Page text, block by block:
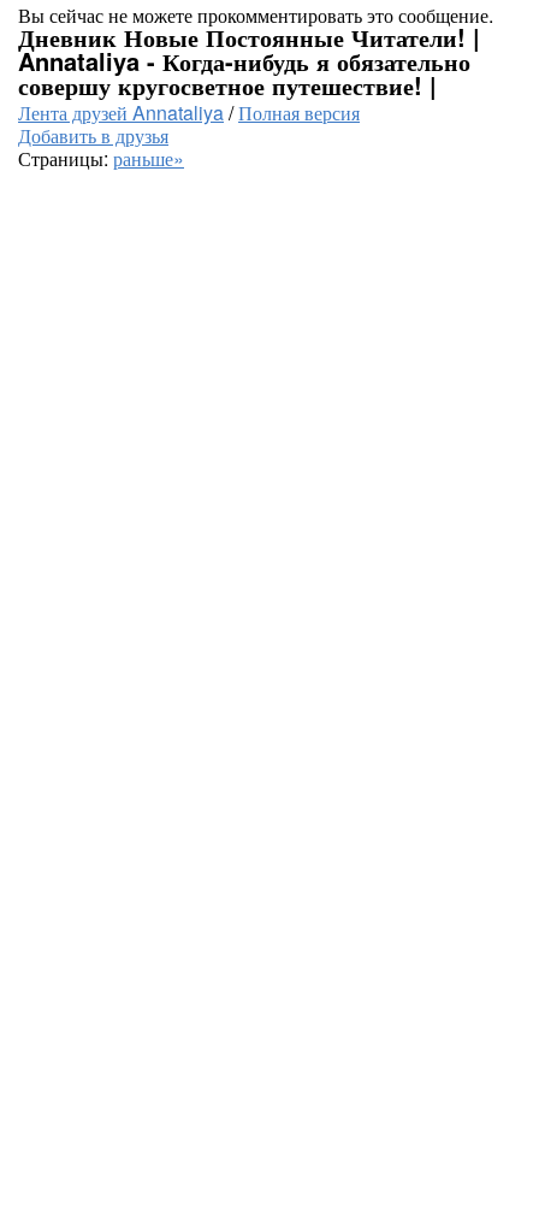
Вы сейчас не можете прокомментировать это сообщение.
Дневник Новые Постоянные Читатели! |
Annataliya - Когда-нибудь я обязательно
совершу кругосветное путешествие! |
Лента друзей Annataliya/Полная версия
Добавить в друзья
Страницы: раньше»